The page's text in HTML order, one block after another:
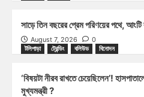
সাড়ে তিন বছরের প্রেম পরিণয়ের পথে,
August 7, 2026
0
টলিপাড়া
ট্রেন্ডিং বলিউড বিনোদন
‘বিষয়টা নীরব রাখতে চেয়েছিলেন’!
মুখ্যমন্ত্রী ?